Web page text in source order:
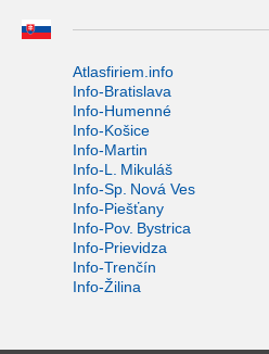
Atlasfiriem.info
Info-Bratislava
Info-Humenné
Info-Košice
Info-Martin
Info-L. Mikuláš
Info-Sp. Nová Ves
Info-Piešťany
Info-Pov. Bystrica
Info-Prievidza
Info-Trenčín
Info-Žilina